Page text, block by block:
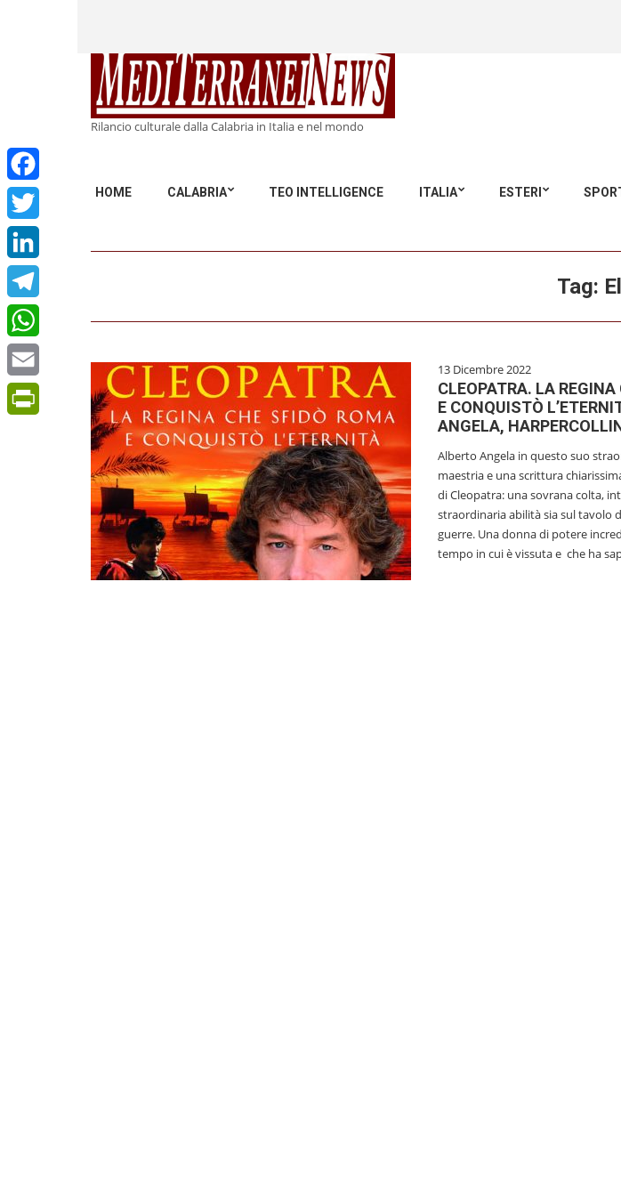
Rilancio culturale dalla Calabria in Italia e nel mondo
HOME CALABRIA TEO INTELLIGENCE ITALIA ESTERI
Facebook
Twitter
LinkedIn
Telegram
WhatsApp
Email
Tag:
13 Dicembre 2022
CLEOPATRA. LA
E CONQUISTÒ
ANGELA,
Alberto Angela in questo suo
maestria e una scrittura
di Cleopatra: una sovrana colta,
straordinaria abilità sia sul tavolo
guerre. Una donna di potere
tempo in cui è vissuta e che ha